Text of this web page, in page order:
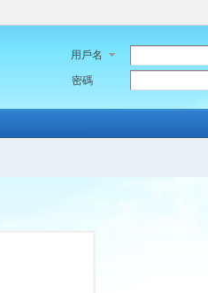
用戶名
密碼